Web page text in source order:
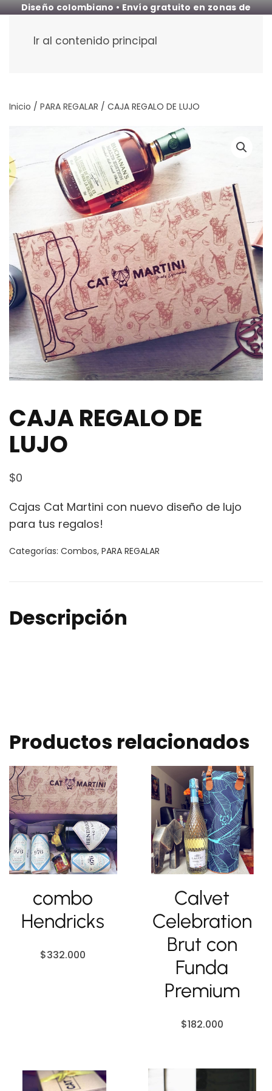
Diseño colombiano • Envío gratuito en zonas de
Ir al contenido principal
Inicio / PARA REGALAR / CAJA REGALO DE LUJO
CAJA REGALO DE
LUJO
$0
Cajas Cat Martini con nuevo diseño de lujo
para tus regalos!
Categorías: Combos, PARA REGALAR
Descripción
Productos relacionados
combo
Hendricks
$332.000
Calvet
Celebration
Brut con
Funda
Premium
$182.000